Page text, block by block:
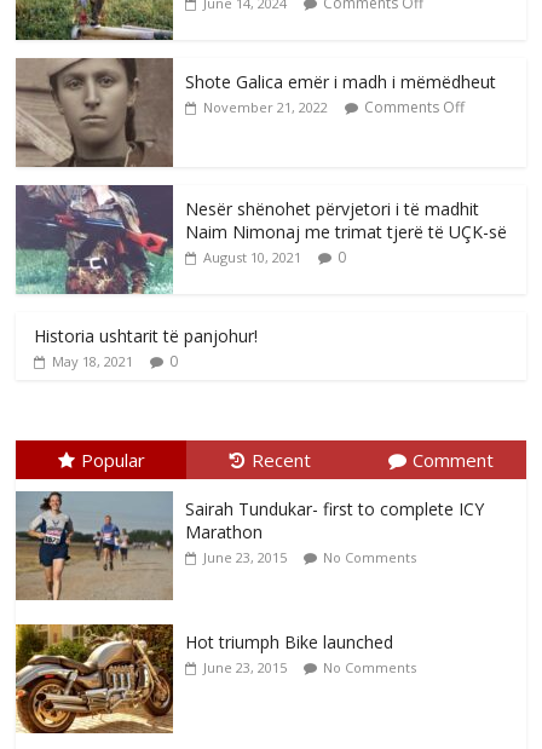
Shote Galica emër i madh i mëmëdheut
November 21, 2022 Comments Off
Nesër shënohet përvjetori i të madhit
Naim Nimonaj me trimat tjerë të UÇK-së
August 10, 2021 0
Historia ushtarit të panjohur!
May 18, 2021 0
Popular Recent Comment
Sairah Tundukar- first to complete ICY
Marathon
June 23, 2015 No Comments
Hot triumph Bike launched
June 23, 2015 No Comments